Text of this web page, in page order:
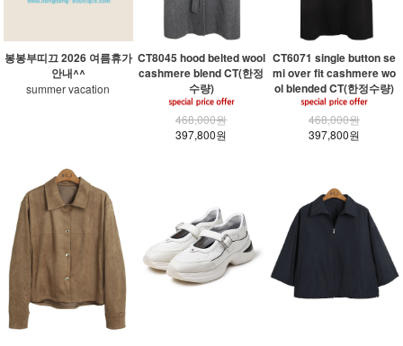
봉봉부띠끄 2026 여름휴가
안내^^
summer vacation
CT8045 hood belted wool
cashmere blend CT(한정
수량)
468,000원
397,800원
CT6071 single button se
mi over fit cashmere wo
ol blended CT(한정수량)
468,000원
397,800원